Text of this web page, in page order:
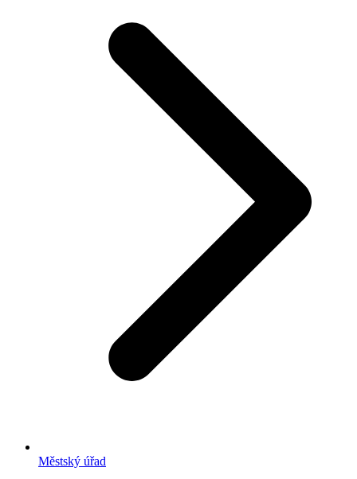
Městský úřad